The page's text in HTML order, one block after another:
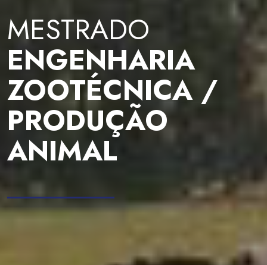
MESTRADO
ENGENHARIA
ZOOTÉCNICA /
PRODUÇÃO
ANIMAL
__________